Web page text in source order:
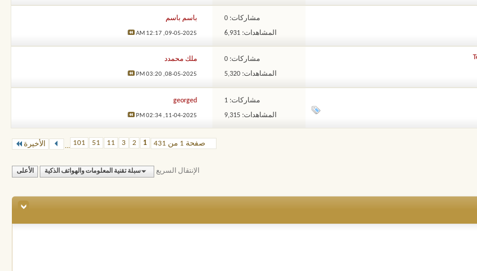
مشاركات: 0
المشاهدات: 6,931
باسم باسم
09-05-2025,
12:17 AM
مشاركات: 0
المشاهدات: 5,320
ملك محمدد
08-05-2025,
03:20 PM
مشاركات: 1
المشاهدات: 9,315
georged
11-04-2025,
02:34 PM
صفحة 1 من 431 1
2
3
11
51
101
... الأخيرة
الإنتقال السريع سبلة تقنية المعلومات والهواتف الذكية الأعلى